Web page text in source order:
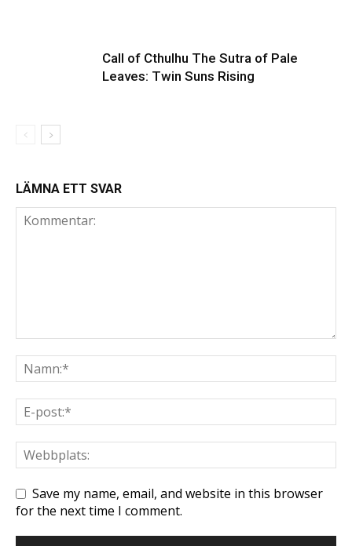
Call of Cthulhu The Sutra of Pale
Leaves: Twin Suns Rising
LÄMNA ETT SVAR
Save my name, email, and website in this browser
for the next time I comment.